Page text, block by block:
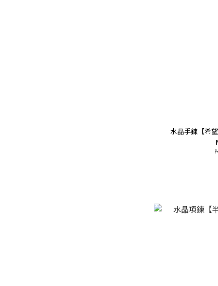
水晶手鍊【希